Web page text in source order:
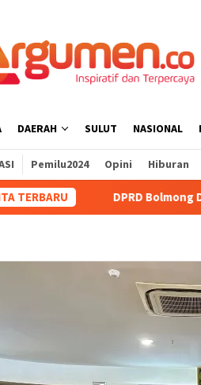
DAERAH SULUT NASIONAL
Pemilu2024 Opini Hiburan
TERBARU
DPRD Bolmong Dukung